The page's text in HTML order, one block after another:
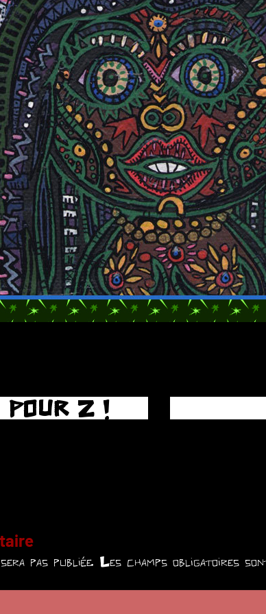
POUR Z !
pas publiée. Les champs obligatoires